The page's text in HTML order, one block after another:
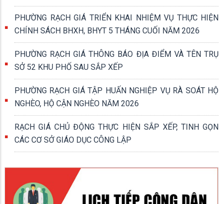
PHƯỜNG RẠCH GIÁ TRIỂN KHAI NHIỆM VỤ THỰC HIỆN
CHÍNH SÁCH BHXH, BHYT 5 THÁNG CUỐI NĂM 2026
PHƯỜNG RẠCH GIÁ THÔNG BÁO ĐỊA ĐIỂM VÀ TÊN TRỤ
SỞ 52 KHU PHỐ SAU SẮP XẾP
PHƯỜNG RẠCH GIÁ TẬP HUẤN NGHIỆP VỤ RÀ SOÁT HỘ
NGHÈO, HỘ CẬN NGHÈO NĂM 2026
RẠCH GIÁ CHỦ ĐỘNG THỰC HIỆN SẮP XẾP, TINH GỌN
CÁC CƠ SỞ GIÁO DỤC CÔNG LẬP